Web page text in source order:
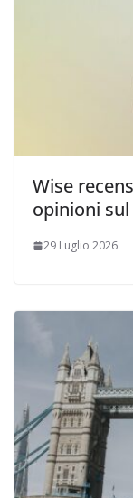
Wise
opinioni
29 Luglio 2026